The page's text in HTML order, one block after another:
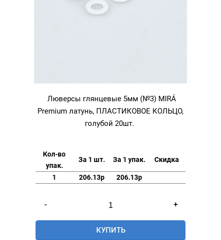
Люверсы глянцевые 5мм (№3) MIRÁ
Premium латунь, ПЛАСТИКОВОЕ КОЛЬЦО,
голубой 20шт.
Кол-во
упак.
За 1 шт. За 1 упак. Скидка
1 206.13р 206.13р
-
товара
Люверсы
глянцевые
+
КУПИТЬ